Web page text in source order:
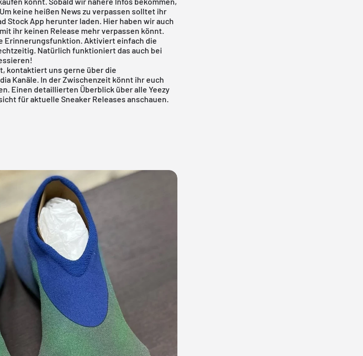
keine heißen News zu verpassen solltet ihr
Stock App herunter laden. Hier haben wir auch
ihr keinen Release mehr verpassen könnt.
Erinnerungsfunktion. Aktiviert einfach die
Natürlich funktioniert das auch bei
kontaktiert uns gerne über die
Kanäle. In der Zwischenzeit könnt ihr euch
Einen detaillierten Überblick über alle Yeezy
für aktuelle Sneaker Releases anschauen.